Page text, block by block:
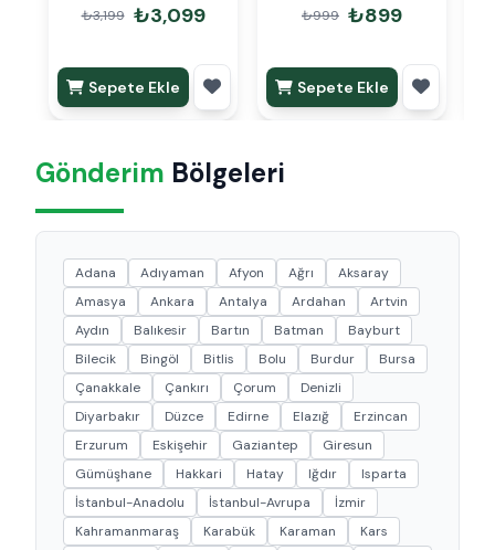
₺3,199 ₺3,099
Sepete Ekle
₺999 ₺899
Sepete Ekle
Gönderim Bölgeleri
Adana Adıyaman Afyon Ağrı
Aksaray
Amasya
Ankara Antalya Ardahan
Artvin
Aydın
Balıkesir Bartın Batman
Bayburt
Bilecik
Bingöl Bitlis Bolu Burdur
Bursa
Çanakkale
Çankırı Çorum
Denizli
Diyarbakır
Düzce Edirne Elazığ
Erzincan
Erzurum
Eskişehir Gaziantep
Giresun
Gümüşhane
Hakkari Hatay Iğdır
Isparta
İstanbul-Anadolu
İstanbul-Avrupa
İzmir
Kahramanmaraş
Karabük Karaman
Kars